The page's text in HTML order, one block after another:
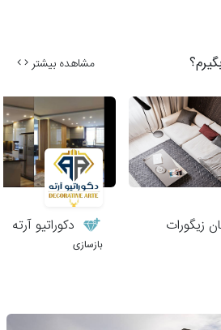
مشاهده بیشتر
زیگورات دکوراتیو آرته
بازسازی